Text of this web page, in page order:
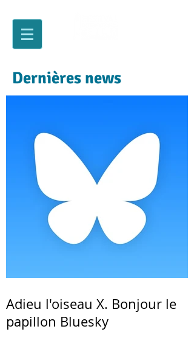
Dernières news
Adieu l'oiseau X. Bonjour le
papillon Bluesky